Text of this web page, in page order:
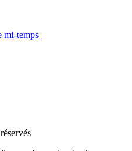
mi-temps